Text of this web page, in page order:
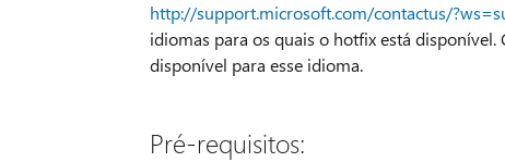
http://support.microsoft.com/contactus/
idiomas para os quais o hotfix está
disponível para esse idioma.
Pré-requisitos: